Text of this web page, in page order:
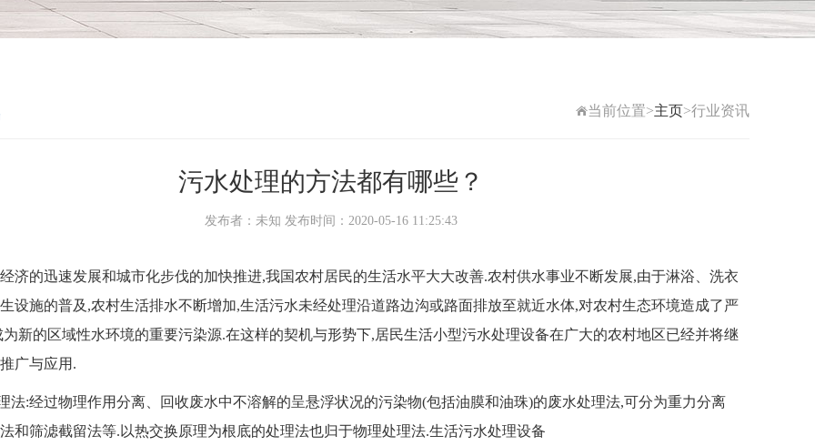
当前位置>主页>行业资讯
污水处理的方法都有哪些？
发布者：未知 发布时间：2020-05-16 11:25:43
的迅速发展和城市化步伐的加快推进,我国农村居民的生活水平大大改善.农村供水事业不断发展,由于淋浴、洗衣
设施的普及,农村生活排水不断增加,生活污水未经处理沿道路边沟或路面排放至就近水体,对农村生态环境造成了严
新的区域性水环境的重要污染源.在这样的契机与形势下,居民生活小型污水处理设备在广大的农村地区已经并将继
广与应用.
:经过物理作用分离、回收废水中不溶解的呈悬浮状况的污染物(包括油膜和油珠)的废水处理法,可分为重力分离
和筛滤截留法等.以热交换原理为根底的处理法也归于物理处理法.生活污水处理设备